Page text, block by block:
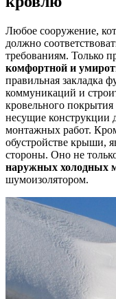
Любое сооружение,
должно
требованиям. Только
комфортной и
правильная закладка
коммуникаций и
кровельного покрытия
несущие конструкции
монтажных работ.
обустройстве крыши,
стороны. Оно не
наружных холодных
шумоизолятором.